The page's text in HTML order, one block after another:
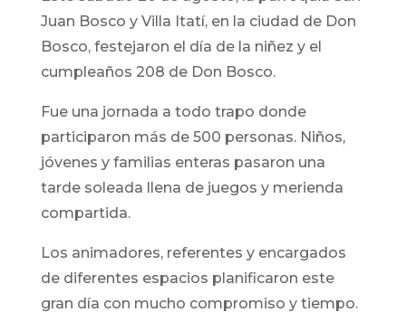
Juan Bosco y Villa Itatí, en la ciudad de Don
Bosco, festejaron el día de la niñez y el
cumpleaños 208 de Don Bosco.
Fue una jornada a todo trapo donde
participaron más de 500 personas. Niños,
jóvenes y familias enteras pasaron una
tarde soleada llena de juegos y merienda
compartida.
Los animadores, referentes y encargados
de diferentes espacios planificaron este
gran día con mucho compromiso y tiempo.